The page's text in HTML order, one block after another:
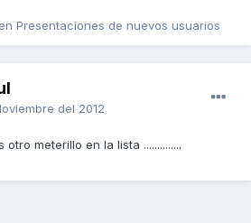
en Presentaciones de nuevos usuarios
del 2012
meterillo en la lista ..............